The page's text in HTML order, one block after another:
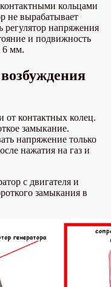
кольцами
не вырабатывает
регулятор напряжения
и подвижность
6 мм.
контактных колец.
замыкание.
напряжение только
нажатия на газ и
с двигателя и
замыкания в